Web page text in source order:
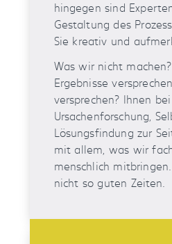
hingegen sind
Gestaltung des
Sie kreativ und
Was wir nicht
Ergebnisse
versprechen? Ihnen
Ursachenforschung,
Lösungsfindung zur
mit allem, was wir
menschlich
nicht so guten Zeiten.